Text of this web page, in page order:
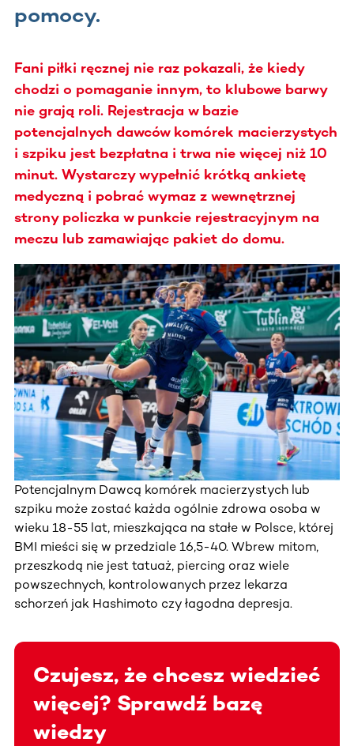
pomocy.
Fani piłki ręcznej nie raz pokazali, że kiedy
chodzi o pomaganie innym, to klubowe barwy
nie grają roli. Rejestracja w bazie
potencjalnych dawców komórek macierzystych
i szpiku jest bezpłatna i trwa nie więcej niż 10
minut. Wystarczy wypełnić krótką ankietę
medyczną i pobrać wymaz z wewnętrznej
strony policzka w punkcie rejestracyjnym na
meczu lub zamawiając pakiet do domu.
Potencjalnym Dawcą komórek macierzystych lub
szpiku może zostać każda ogólnie zdrowa osoba w
wieku 18-55 lat, mieszkająca na stałe w Polsce, której
BMI mieści się w przedziale 16,5-40. Wbrew mitom,
przeszkodą nie jest tatuaż, piercing oraz wiele
powszechnych, kontrolowanych przez lekarza
schorzeń jak Hashimoto czy łagodna depresja.
Czujesz, że chcesz wiedzieć
więcej? Sprawdź bazę
wiedzy